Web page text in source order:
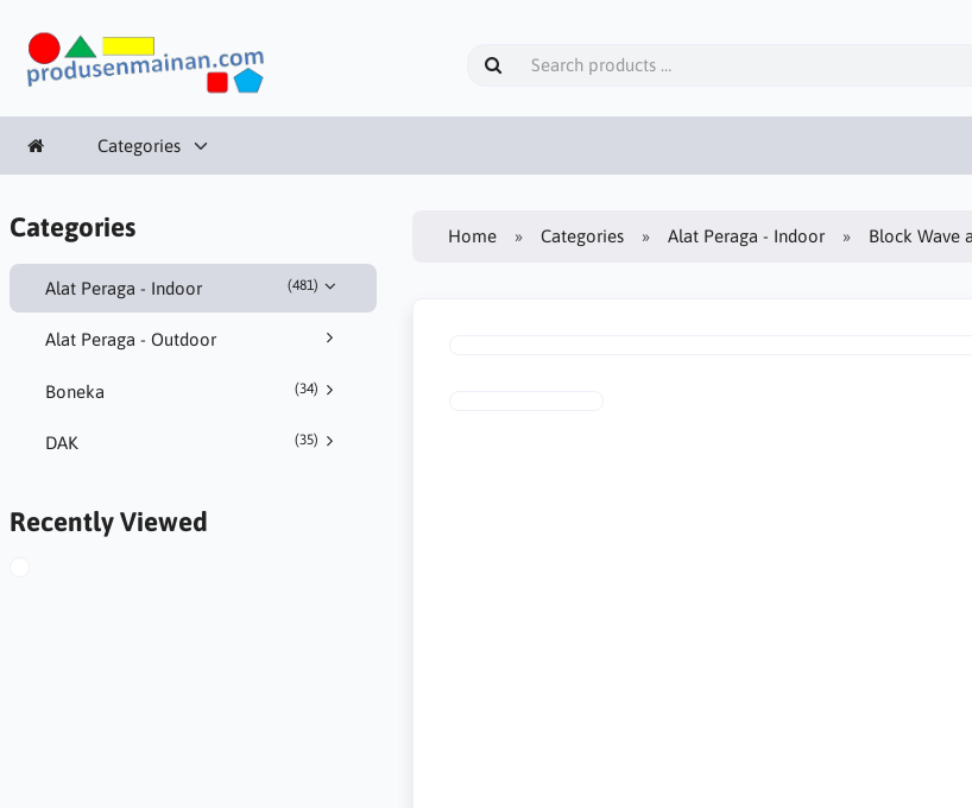
Categories
Categories
Alat Peraga - Indoor (481)
Alat Peraga - Outdoor
Boneka (34)
DAK (35)
Recently Viewed
Home Categories Alat Peraga - Indoor Block Wave